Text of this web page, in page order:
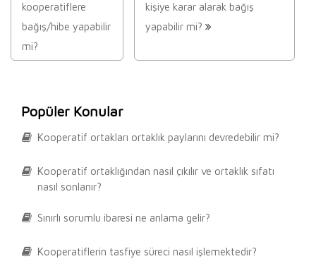
kooperatiflere
bağış/hibe yapabilir
mi?
kişiye karar alarak bağış
yapabilir mi?
Popüler Konular
Kooperatif ortakları ortaklık paylarını devredebilir mi?
Kooperatif ortaklığından nasıl çıkılır ve ortaklık sıfatı
nasıl sonlanır?
Sınırlı sorumlu ibaresi ne anlama gelir?
Kooperatiflerin tasfiye süreci nasıl işlemektedir?